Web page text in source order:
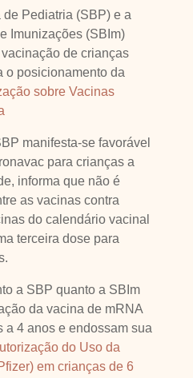
Pediatria (SBP) e a
Imunizações (SBIm)
de crianças
o posicionamento da
sobre Vacinas
manifesta-se favorável
para crianças a
informa que não é
as vacinas contra
do calendário vacinal
terceira dose para
a SBP quanto a SBIm
da vacina de mRNA
a 4 anos e endossam sua
do Uso da
em crianças de 6